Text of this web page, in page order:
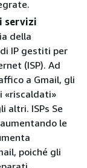
servizi
della
IP gestiti per
(ISP). Ad
a Gmail, gli
«riscaldati»
altri. ISPs Se
le
poiché gli